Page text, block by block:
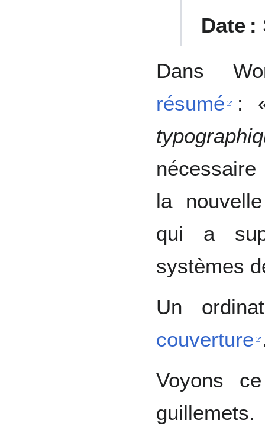
Date :
Dans
résumé
:
la
qui a
systèmes
Un
couverture
Voyons
guillemets.